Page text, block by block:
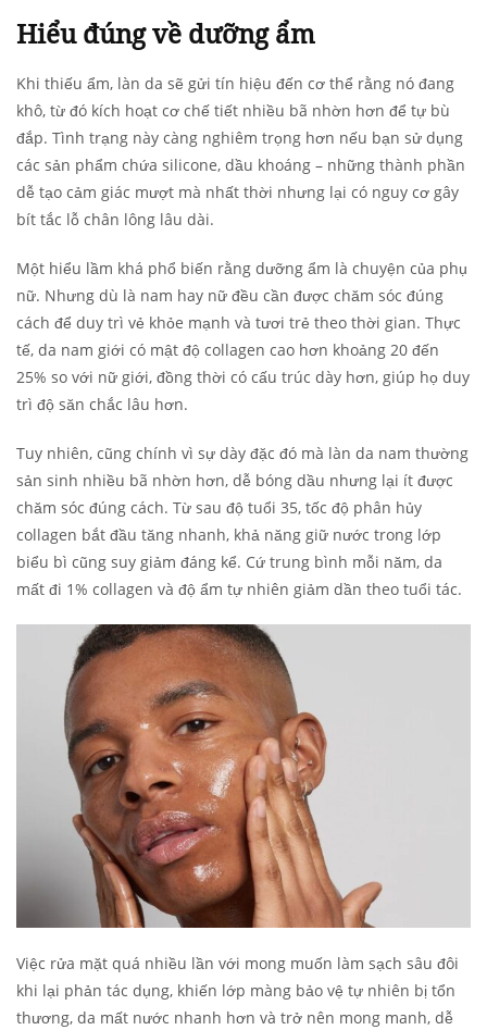
Hiểu đúng về dưỡng ẩm
Khi thiếu ẩm, làn da sẽ gửi tín hiệu đến cơ thể rằng nó đang
khô, từ đó kích hoạt cơ chế tiết nhiều bã nhờn hơn để tự bù
đắp. Tình trạng này càng nghiêm trọng hơn nếu bạn sử dụng
các sản phẩm chứa silicone, dầu khoáng – những thành phần
dễ tạo cảm giác mượt mà nhất thời nhưng lại có nguy cơ gây
bít tắc lỗ chân lông lâu dài.
Một hiểu lầm khá phổ biến rằng dưỡng ẩm là chuyện của phụ
nữ. Nhưng dù là nam hay nữ đều cần được chăm sóc đúng
cách để duy trì vẻ khỏe mạnh và tươi trẻ theo thời gian. Thực
tế, da nam giới có mật độ collagen cao hơn khoảng 20 đến
25% so với nữ giới, đồng thời có cấu trúc dày hơn, giúp họ duy
trì độ săn chắc lâu hơn.
Tuy nhiên, cũng chính vì sự dày đặc đó mà làn da nam thường
sản sinh nhiều bã nhờn hơn, dễ bóng dầu nhưng lại ít được
chăm sóc đúng cách. Từ sau độ tuổi 35, tốc độ phân hủy
collagen bắt đầu tăng nhanh, khả năng giữ nước trong lớp
biểu bì cũng suy giảm đáng kể. Cứ trung bình mỗi năm, da
mất đi 1% collagen và độ ẩm tự nhiên giảm dần theo tuổi tác.
Việc rửa mặt quá nhiều lần với mong muốn làm sạch sâu đôi
khi lại phản tác dụng, khiến lớp màng bảo vệ tự nhiên bị tổn
thương, da mất nước nhanh hơn và trở nên mong manh, dễ